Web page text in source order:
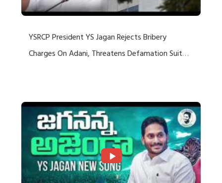
YSRCP President YS Jagan Rejects Bribery
Charges On Adani, Threatens Defamation Suit